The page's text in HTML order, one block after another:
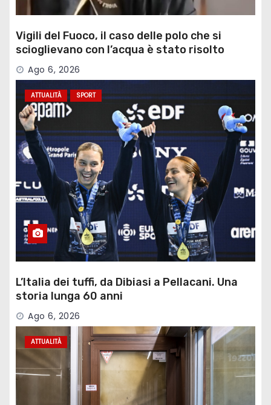
Vigili del Fuoco, il caso delle polo che si
scioglievano con l’acqua è stato risolto
Ago 6, 2026
ATTUALITÀ SPORT
L’Italia dei tuffi, da Dibiasi a Pellacani. Una
storia lunga 60 anni
Ago 6, 2026
ATTUALITÀ